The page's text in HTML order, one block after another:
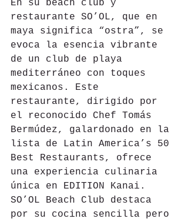
En su beach club y
restaurante SO’OL, que en
maya significa “ostra”, se
evoca la esencia vibrante
de un club de playa
mediterráneo con toques
mexicanos. Este
restaurante, dirigido por
el reconocido Chef Tomás
Bermúdez, galardonado en la
lista de Latin America’s 50
Best Restaurants, ofrece
una experiencia culinaria
única en EDITION Kanai.
SO’OL Beach Club destaca
por su cocina sencilla pero